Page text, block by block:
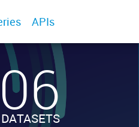
APIs
DATASETS